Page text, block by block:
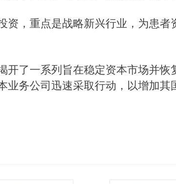
资，重点是战略新兴行业，为患者
开了一系列旨在稳定资本市场并恢
业务公司迅速采取行动，以增加其